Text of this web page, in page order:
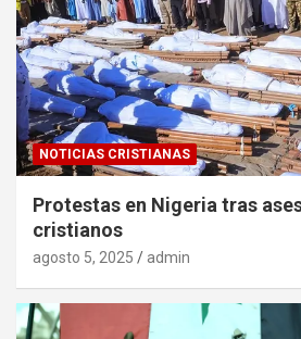
NOTICIAS CRISTIANAS
Protestas en Nigeria tras
cristianos
agosto 5, 2025 admin